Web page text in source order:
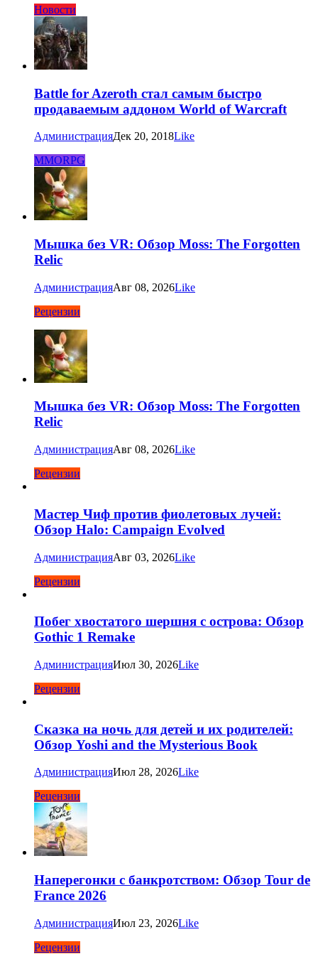
Новости
Battle for Azeroth стал самым быстро
продаваемым аддоном World of Warcraft
АдминистрацияДек 20, 2018Like
MMORPG
Мышка без VR: Обзор Moss: The Forgotten
Relic
АдминистрацияАвг 08, 2026Like
Рецензии
Мышка без VR: Обзор Moss: The Forgotten
Relic
АдминистрацияАвг 08, 2026Like
Рецензии
Мастер Чиф против фиолетовых лучей:
Обзор Halo: Campaign Evolved
АдминистрацияАвг 03, 2026Like
Рецензии
Побег хвостатого шершня с острова: Обзор
Gothic 1 Remake
АдминистрацияИюл 30, 2026Like
Рецензии
Сказка на ночь для детей и их родителей:
Обзор Yoshi and the Mysterious Book
АдминистрацияИюл 28, 2026Like
Рецензии
Наперегонки с банкротством: Обзор Tour de
France 2026
АдминистрацияИюл 23, 2026Like
Рецензии